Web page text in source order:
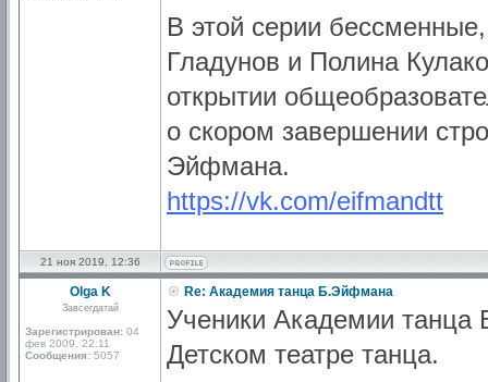
В этой серии
Гладунов и Полина
открытии
о скором завершении
Эйфмана.
https://vk.com/eifmandtt
21 ноя 2019, 12:36
Olga K
Завсегдатай
Зарегистрирован: 04
фев 2009, 22:11
Сообщения: 5057
Re: Академия танца Б.Эйфмана
Ученики Академии танца
Детском театре танца.